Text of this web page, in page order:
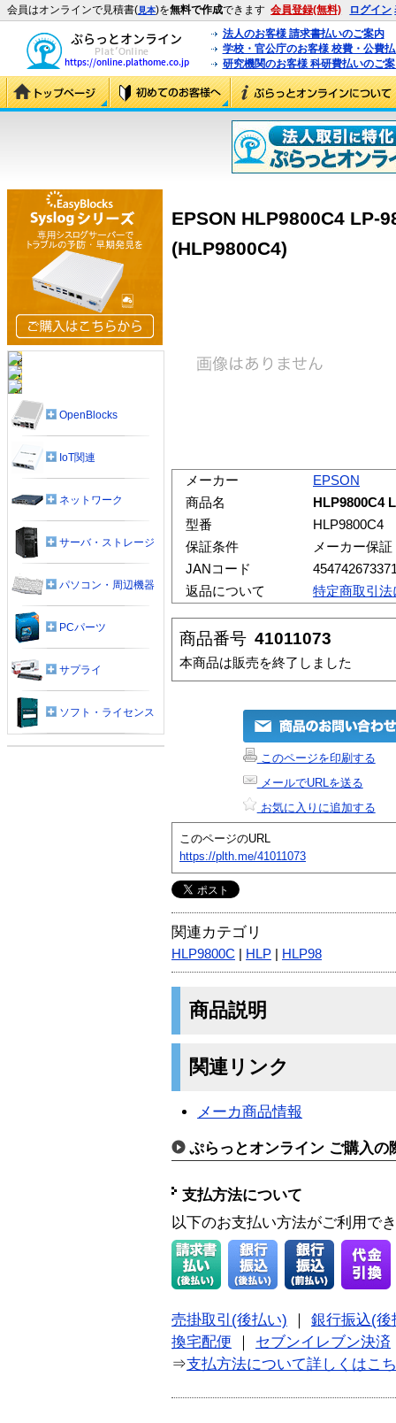
会員はオンラインで見積書(見本)を無料で作成できます 会員登録(無料) ログイン
法人のお客様 請求書払いのご案内
学校・官公庁のお客様 校費・公費
研究機関のお客様 科研費払いのご
EPSON HLP9800C4 LP-
(HLP9800C4)
メーカー
EPSON
商品名
HLP9800C4
型番
HLP9800C4
保証条件
メーカー保証
JANコード
返品について
特定商取引
商品番号 41011073
本商品は販売を終了しました
このページを印刷する
メールでURLを送る
お気に入りに追加する
このページのURL
https://plth.me/41011073
関連カテゴリ
HLP9800C HLP HLP98
商品説明
関連リンク
メーカ商品情報
ぷらっとオンライン ご購入の
支払方法について
以下のお支払い方法がご利用で
売掛取引(後払い)
銀行振込(後
換宅配便
セブンイレブン決済
⇒支払方法について詳しくはこ
OpenBlocks
IoT関連
ネットワーク
サーバ・ストレージ
パソコン・周辺機器
PCパーツ
サプライ
ソフト・ライセンス